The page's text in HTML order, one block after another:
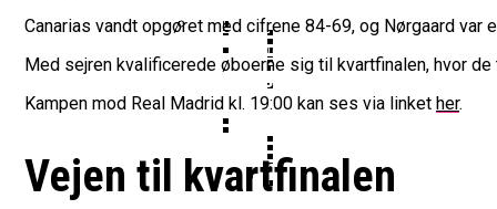
Her Er Den Georgiske
Bakken Bears Skuffer
Bakken Bears Åbner
Dansk Tenerife-Talent
Noah Nørgaard Og
EuroLeague Udvider
Wembanyamas EM-
Danmarks Kvindelandshold
Tyskland Er
To Tidligere
Ekstra Bladet Har Købt
BørneBasketFonden
Klumme
Morten Stig
Canarias vandt opgøret med cifrene 84-69, og Nørgaard
Med sejren kvalificerede øboerne sig til kvartfinalen, hvor
Kampen mod Real Madrid kl. 19:00 kan ses via linket her.
Vejen til kvartfinalen